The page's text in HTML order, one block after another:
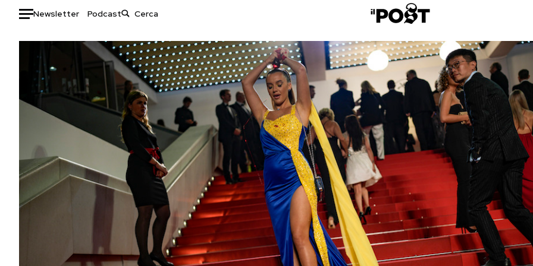
Newsletter Podcast
Auto
HOME
Italia
Mondo
Politica
Internet
Scienza
Moda
Libri
Consumismi
Storie/Idee
Ok Boomer!
Media
Europa
Altrecose
Mondiali calcio 2026